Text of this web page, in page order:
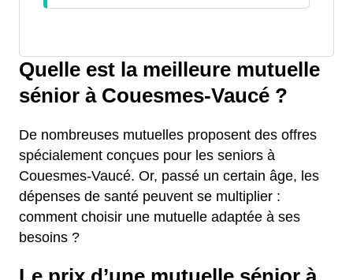
Quelle est la meilleure mutuelle
sénior à Couesmes-Vaucé ?
De nombreuses mutuelles proposent des offres
spécialement conçues pour les seniors à
Couesmes-Vaucé. Or, passé un certain âge, les
dépenses de santé peuvent se multiplier :
comment choisir une mutuelle adaptée à ses
besoins ?